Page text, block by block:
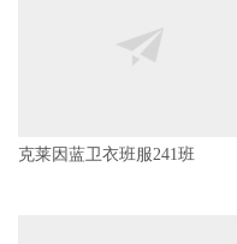
克莱因蓝卫衣班服241班